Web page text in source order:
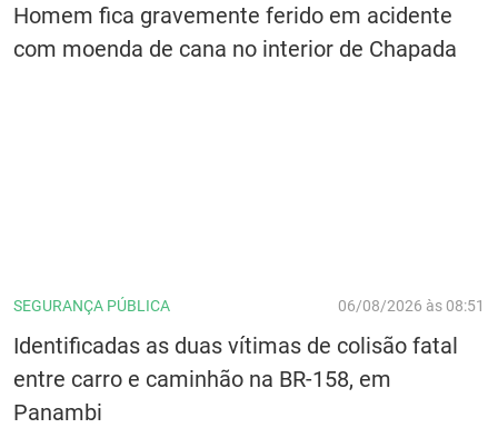
Homem fica gravemente ferido em acidente
com moenda de cana no interior de Chapada
SEGURANÇA PÚBLICA 06/08/2026 às 08:51
Identificadas as duas vítimas de colisão fatal
entre carro e caminhão na BR-158, em
Panambi